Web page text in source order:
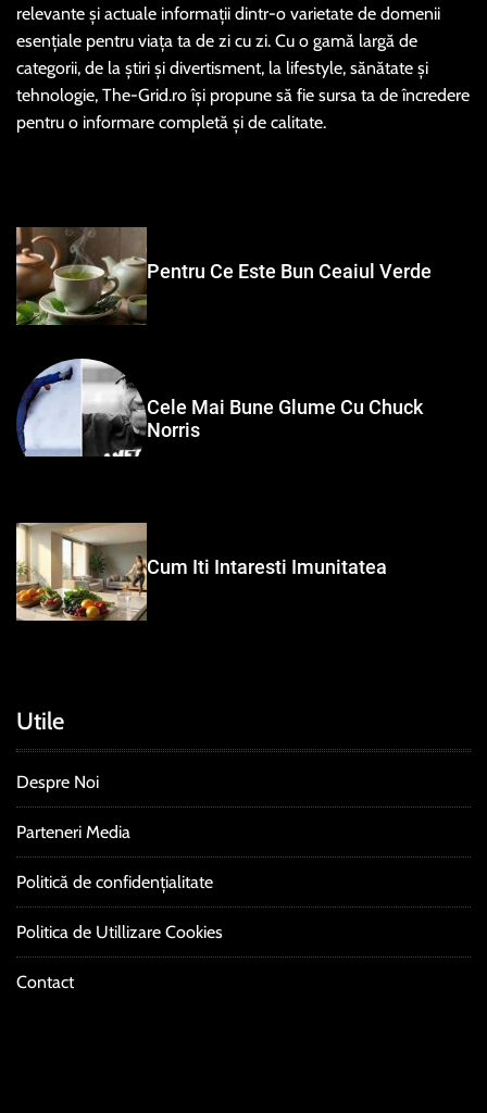
relevante și actuale informații dintr-o varietate de domenii
esențiale pentru viața ta de zi cu zi. Cu o gamă largă de
categorii, de la știri și divertisment, la lifestyle, sănătate și
tehnologie, The-Grid.ro își propune să fie sursa ta de încredere
pentru o informare completă și de calitate.
Pentru Ce Este Bun Ceaiul Verde
Cele Mai Bune Glume Cu Chuck
Norris
Cum Iti Intaresti Imunitatea
Utile
Despre Noi
Parteneri Media
Politică de confidențialitate
Politica de Utillizare Cookies
Contact